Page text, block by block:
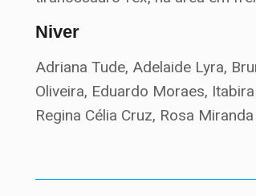
Niver
Adriana Tude, Adelaide Lyra,
Oliveira, Eduardo Moraes,
Regina Célia Cruz, Rosa